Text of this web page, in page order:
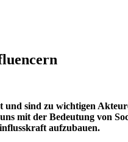
und sind zu wichtigen
mit der Bedeutung von
aufzubauen.